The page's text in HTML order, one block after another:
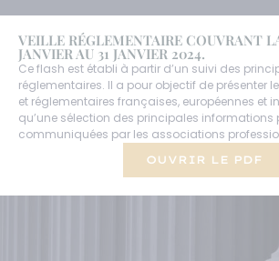
VEILLE RÉGLEMENTAIRE COUVRANT
JANVIER AU 31 JANVIER 2024.
Ce flash est établi à partir d’un suivi des
réglementaires. Il a pour objectif de présenter
et réglementaires françaises, européennes et
qu’une sélection des principales informations
communiquées par les associations
OUVRIR LE PDF